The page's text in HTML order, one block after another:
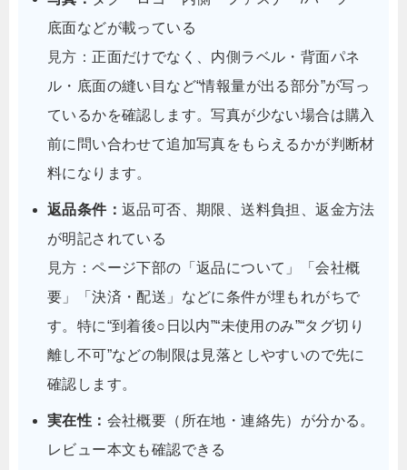
底面などが載っている
見方： 正面だけでなく、内側ラベル・背面パネ
ル・底面の縫い目など“情報量が出る部分”が写っ
ているかを確認します。写真が少ない場合は購入
前に問い合わせて追加写真をもらえるかが判断材
料になります。
返品条件： 返品可否、期限、送料負担、返金方法
が明記されている
見方：ページ下部の「返品について」「会社概
要」「決済・配送」などに条件が埋もれがちで
す。特に“到着後○日以内”“未使用のみ”“タグ切り
離し不可”などの制限は見落としやすいので先に
確認します。
実在性： 会社概要（所在地・連絡先）が分かる。
レビュー本文も確認できる